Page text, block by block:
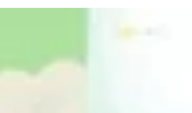
十正芳華》分享會！年屆70依然少女感滿滿
預告將推出由陳美齡親自聲音導航的《50個
教育法》，即睇【KS Media HK】現場足本